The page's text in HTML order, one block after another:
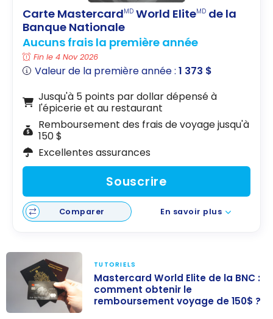
Carte MastercardMD World EliteMD de la
Banque Nationale
Aucuns frais la première année
Fin le 4 Nov 2026
Valeur de la première année :1 373 $
Jusqu'à 5 points par dollar dépensé à
l'épicerie et au restaurant
Remboursement des frais de voyage jusqu'à
150 $
Excellentes assurances
Souscrire
Comparer En savoir plus
TUTORIELS
Mastercard World Elite de la BNC :
comment obtenir le
remboursement voyage de 150$ ?